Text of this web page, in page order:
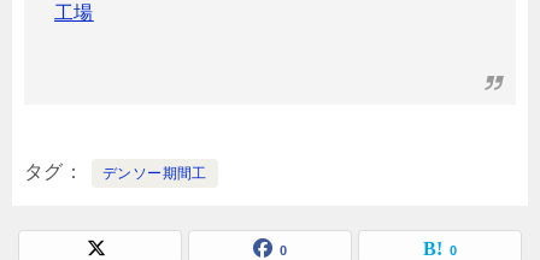
工場
タグ デンソー期間工
0 0